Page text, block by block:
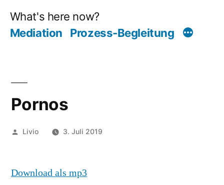
Inhalt
Mediation Prozess-Begleitung
Pornos
Veröffentlicht
Livio 3. Juli 2019
Download als mp3